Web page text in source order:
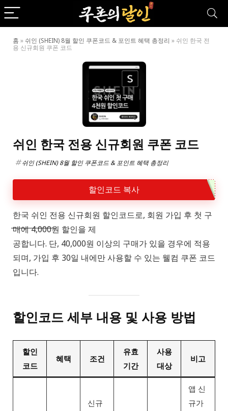
홈 » 쉬인 (SHEIN) 8월 할인 쿠폰코드 & 포인트 혜택 총정리 » 쉬인 한국 전
용 신규회원 쿠폰 코드
쉬인 한국 전용 신규회원 쿠폰 코드
쉬인 (SHEIN) 8월 할인 쿠폰코드 & 포인트 혜택 총정리
할인코드 복사
한국 쉬인 전용 신규회원 할인코드로, 회원 가입 후 첫 구
매에 4,000원 할인을 제
공합니다. 단, 40,000원 이상의 구매가 있을 경우에 적용
되며, 가입 후 30일 내에만 사용할 수 있는 웰컴 쿠폰 코드
입니다.
할인코드 세부 내용 및 사용 방법
할인
코드
혜택 조건
유효
기간
사용
대상
비고
신규
앱 신
규가